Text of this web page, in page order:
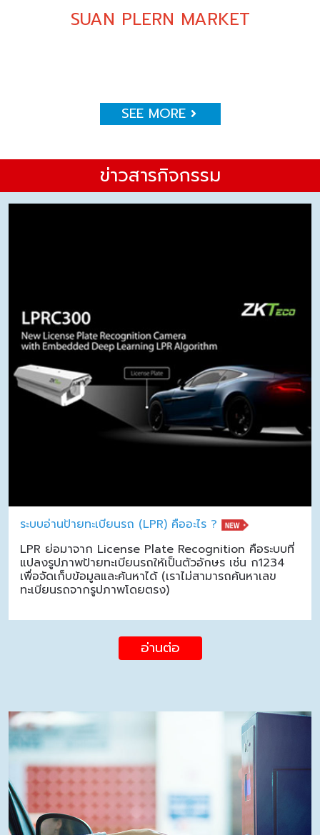
SUAN PLERN MARKET
SEE MORE
ข่าวสารกิจกรรม
ระบบอ่านป้ายทะเบียนรถ (LPR) คืออะไร ?
LPR ย่อมาจาก License Plate Recognition คือระบบที่
แปลงรูปภาพป้ายทะเบียนรถให้เป็นตัวอักษร เช่น ก1234
เพื่อจัดเก็บข้อมูลและค้นหาได้ (เราไม่สามารถค้นหาเลข
ทะเบียนรถจากรูปภาพโดยตรง)
อ่านต่อ